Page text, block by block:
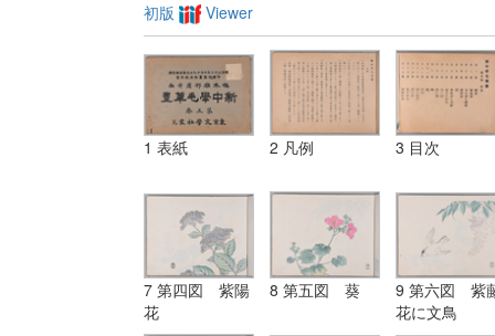
初版 Viewer
1 表紙 2 凡例 3 目次
7 第四図 紫陽
花
8 第五図 葵
9 第六図 紫
花に文鳥